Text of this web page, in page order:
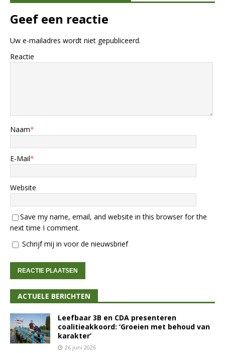
Geef een reactie
Uw e-mailadres wordt niet gepubliceerd.
Reactie
Naam*
E-Mail*
Website
Save my name, email, and website in this browser for the
next time I comment.
Schrijf mij in voor de nieuwsbrief
ACTUELE BERICHTEN
Leefbaar 3B en CDA presenteren
coalitieakkoord: ‘Groeien met behoud van
karakter’
26 juni 2026